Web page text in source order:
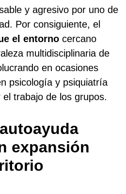
y agresivo por uno de
Por consiguiente, el
el entorno cercano
multidisciplinaria de
en ocasiones
psicología y psiquiatría
trabajo de los grupos.
expansión